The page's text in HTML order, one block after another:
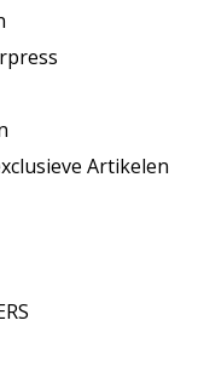
Artikelen